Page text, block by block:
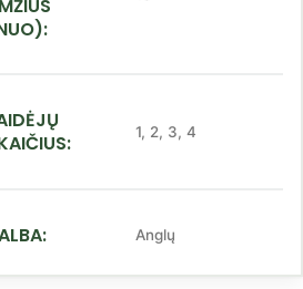
1, 2, 3,4
Anglų